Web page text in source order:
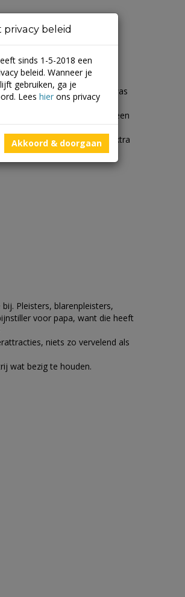
echt niks aan het vergeten was
hebben tegenwoordig een
is zijn foto’s erg leuk. Het is
al dit fotograveren. Dus extra
Pleisters, blarenpleisters,
voor papa, want die heeft
niets zo vervelend als
wat bezig te houden.
privacy beleid
sinds 1-5-2018 een
beleid. Wanneer je
gebruiken, ga je
Lees hier ons privacy
Akkoord & doorgaan